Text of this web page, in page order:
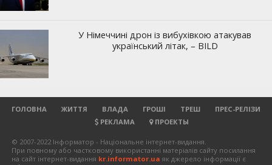
ГОЛОВНА ЖИТТЯ ВЛАДА ГРОШІ ТРЕШ
ПРЕС-РЕЛІЗИ
РЕКЛАМА
ПРОЕКТЫ
© 2007-2022 Інформатор - Національне інтернет-видання.
При повному або частковому використанні матеріалів сайту посилання
на сайт інтернет-видання kr.informator.ua як джерело інформації є